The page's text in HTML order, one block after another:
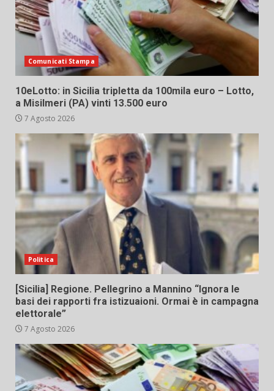
Comunicati Stampa
10eLotto: in Sicilia tripletta da 100mila euro – Lotto,
a Misilmeri (PA) vinti 13.500 euro
7 Agosto 2026
Politica
[Sicilia] Regione. Pellegrino a Mannino “Ignora le
basi dei rapporti fra istizuaioni. Ormai è in campagna
elettorale”
7 Agosto 2026